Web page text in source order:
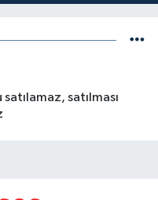
satılması